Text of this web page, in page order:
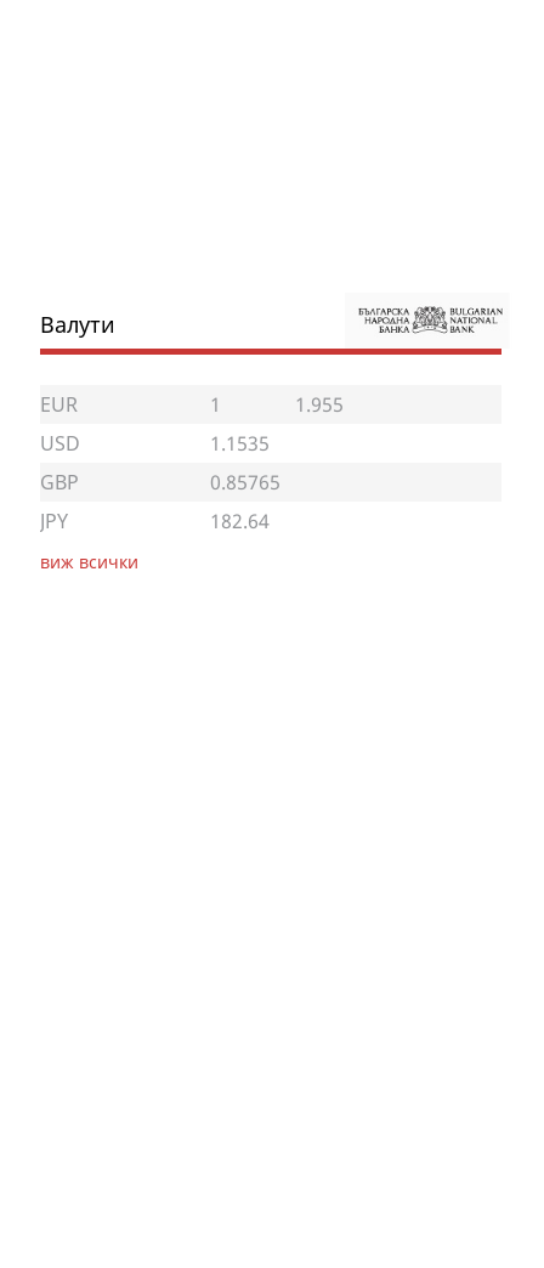
Валути
EUR 1
1.955
USD
1.1535
GBP
0.85765
JPY
182.64
виж всички